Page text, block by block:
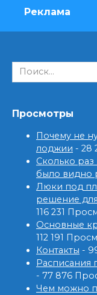
Реклама
Search
for:
Просмотры
Почему не
лоджии - 28
Сколько
было видно
Люки под
решение
116 231
Основные
112 191
Контакты -
Расписания
- 77 876
Чем можно